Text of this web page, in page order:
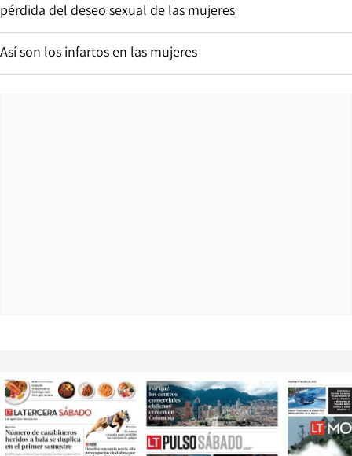
pérdida del deseo sexual de las mujeres
Así son los infartos en las mujeres
Opens in new window Opens in